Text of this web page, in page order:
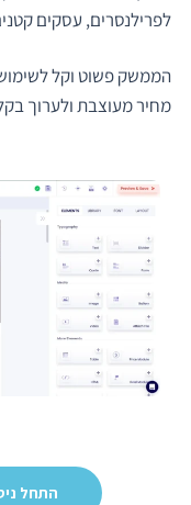
לפרילנסרים, עסקים
הממשק פשוט וקל
מחיר מעוצבת ולערוך
התחל